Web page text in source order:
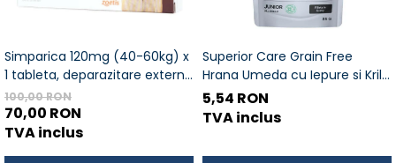
Simparica 120mg (40-60kg) x
1 tableta, deparazitare externa
pentru caini
100,00 RON
70,00 RON
TVA inclus
Superior Care Grain Free
Hrana Umeda cu Iepure si Krill
in Sos 85 Gr
5,54 RON
TVA inclus